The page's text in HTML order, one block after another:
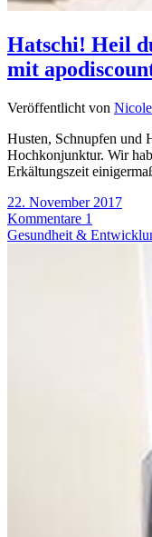
Hatschi! Heil
mit
Veröffentlicht von
Husten, Schnupfen und
Hochkonjunktur. Wir
Erkältungszeit
22. November 2017
Kommentare 1
Gesundheit &